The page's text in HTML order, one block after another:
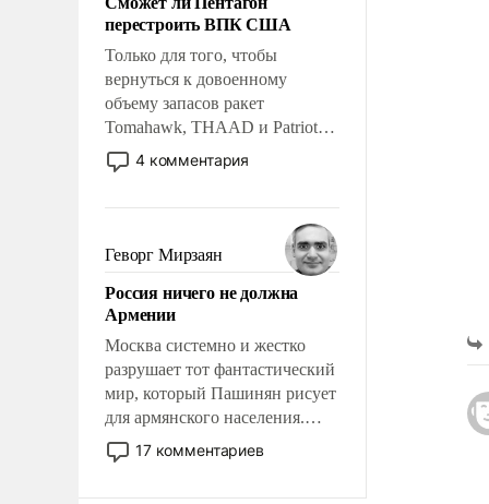
слабым, идти вперед и
адаптироваться.
перестроить ВПК США
Только для того, чтобы
вернуться к довоенному
объему запасов ракет
Tomahawk, THAAD и Patriot
США потребуется более трех
лет. Даже небольшая война с
Сложившаяся ситуация
означает многолетний период
уязвимости США, например,
перед Китаем.
4 комментария
Геворг Мирзаян
Россия ничего не должна
Армении
Москва системно и жестко
разрушает тот фантастический
мир, который Пашинян рисует
для армянского населения.
Мир, где политические
прожекты будут безусловно
17 комментариев